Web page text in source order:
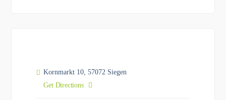
Kornmarkt 10, 57072 Siegen
Get Directions